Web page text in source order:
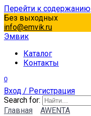
Перейти к содержанию
Без выходных
info@emvik.ru
Эмвик
Каталог
Контакты
0
Вход / Регистрация
Search for:
Главная
AWENTA